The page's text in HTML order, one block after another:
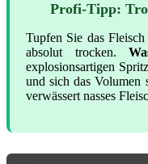
Profi-Tipp:
Tupfen Sie das
absolut trocken.
explosionsartigen
und sich das Volumen
verwässert nasses